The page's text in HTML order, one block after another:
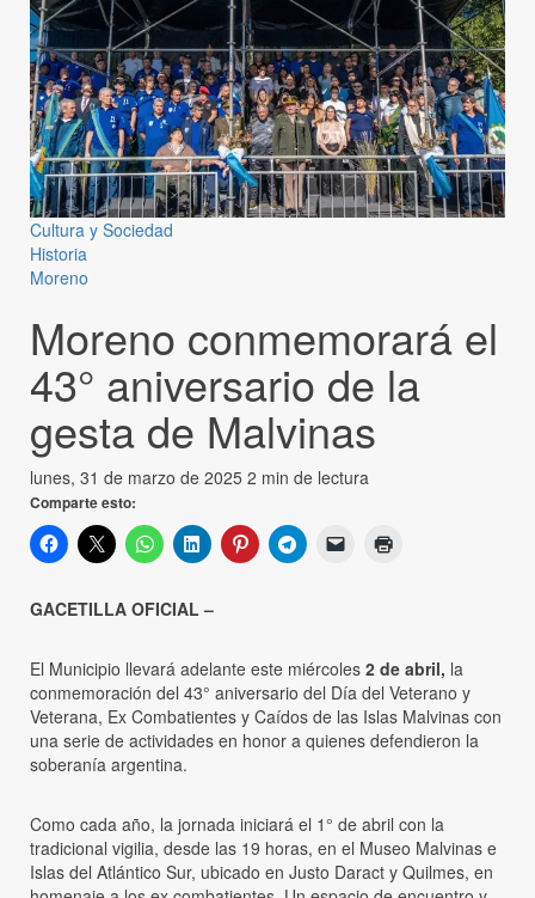
Cultura y Sociedad
Historia
Moreno
Moreno conmemorará el
43° aniversario de la
gesta de Malvinas
lunes, 31 de marzo de 2025 2 min de lectura
Comparte esto:
GACETILLA OFICIAL –
El Municipio llevará adelante este miércoles 2 de abril, la
conmemoración del 43° aniversario del Día del Veterano y
Veterana, Ex Combatientes y Caídos de las Islas Malvinas con
una serie de actividades en honor a quienes defendieron la
soberanía argentina.
Como cada año, la jornada iniciará el 1° de abril con la
tradicional vigilia, desde las 19 horas, en el Museo Malvinas e
Islas del Atlántico Sur, ubicado en Justo Daract y Quilmes, en